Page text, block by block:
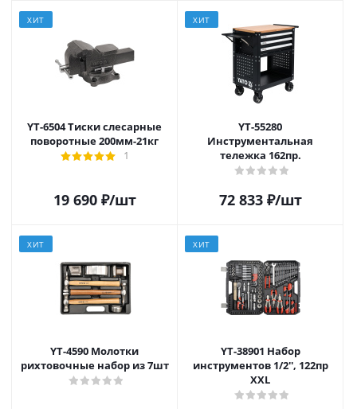
ХИТ
YT-6504 Тиски слесарные
поворотные 200мм-21кг
1
19 690₽/шт
ХИТ
YT-55280
Инструментальная
тележка 162пр.
72 833₽/шт
ХИТ
YT-4590 Молотки
рихтовочные набор из 7шт
ХИТ
YT-38901 Набор
инструментов 1/2'', 122пр
XXL